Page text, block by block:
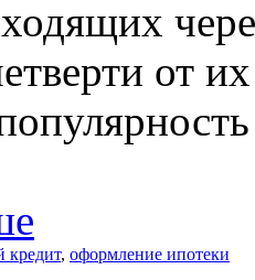
от
, оформление ипотеки